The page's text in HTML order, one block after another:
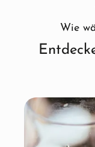
Wie